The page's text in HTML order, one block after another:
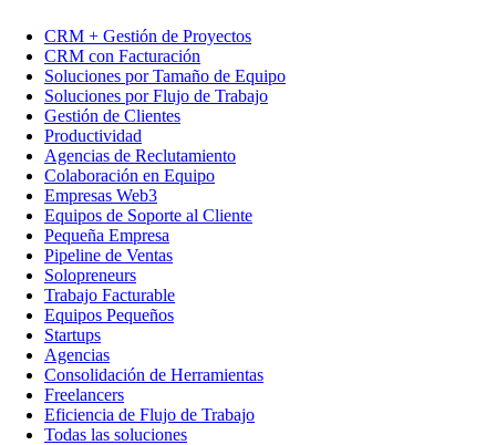
CRM + Gestión de Proyectos
CRM con Facturación
Soluciones por Tamaño de Equipo
Soluciones por Flujo de Trabajo
Gestión de Clientes
Productividad
Agencias de Reclutamiento
Colaboración en Equipo
Empresas Web3
Equipos de Soporte al Cliente
Pequeña Empresa
Pipeline de Ventas
Solopreneurs
Trabajo Facturable
Equipos Pequeños
Startups
Agencias
Consolidación de Herramientas
Freelancers
Eficiencia de Flujo de Trabajo
Todas las soluciones